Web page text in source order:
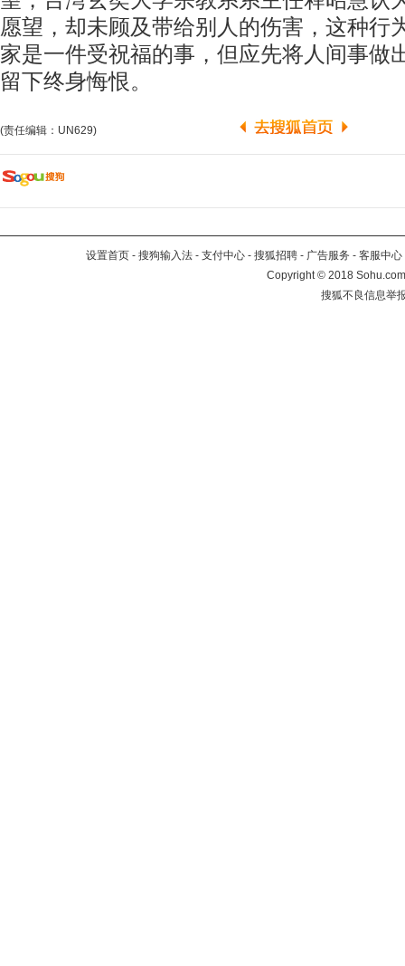
愿望，却未顾及带给别人的伤害，这种行
家是一件受祝福的事，但应先将人间事做
留下终身悔恨。
(责任编辑：UN629)
设置首页 - 搜狗输入法 - 支付中心 - 搜狐招聘 - 广告服务 - 客服中心
Copyright©2018
搜狐不良信息举